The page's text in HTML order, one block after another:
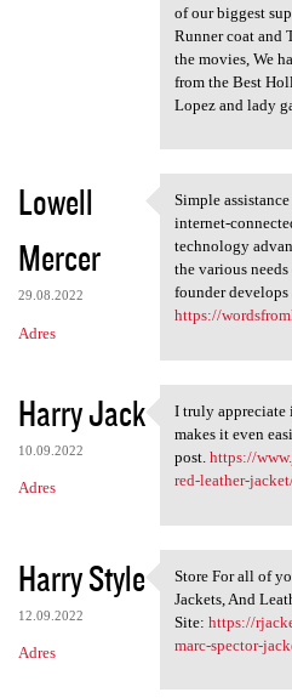
of our biggest
Runner coat and
the movies, We
from the Best
Lopez and lady
Lowell
Mercer
29.08.2022
Adres
Simple
Simple
internet-
technology
the various
founder
https://
Harry Jack
10.09.2022
Adres
I truly
I truly appreciate
makes it even
post. https://
red-leather-
Harry Style
12.09.2022
Adres
Store For all
Store For all of
Jackets, And
Site: https://
marc-spector-